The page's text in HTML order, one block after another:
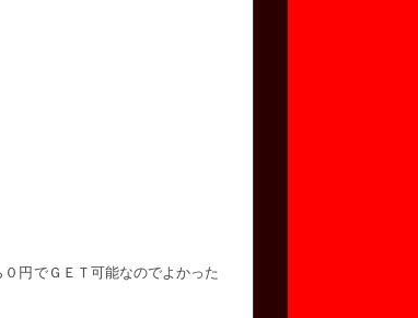
円でＧＥＴ可能なのでよかった